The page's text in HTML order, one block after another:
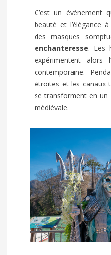
C’est un événement
beauté et l’élégance
des masques
enchanteresse. Les
expérimentent alors
contemporaine.
étroites et les canaux
se transforment en un
médiévale.